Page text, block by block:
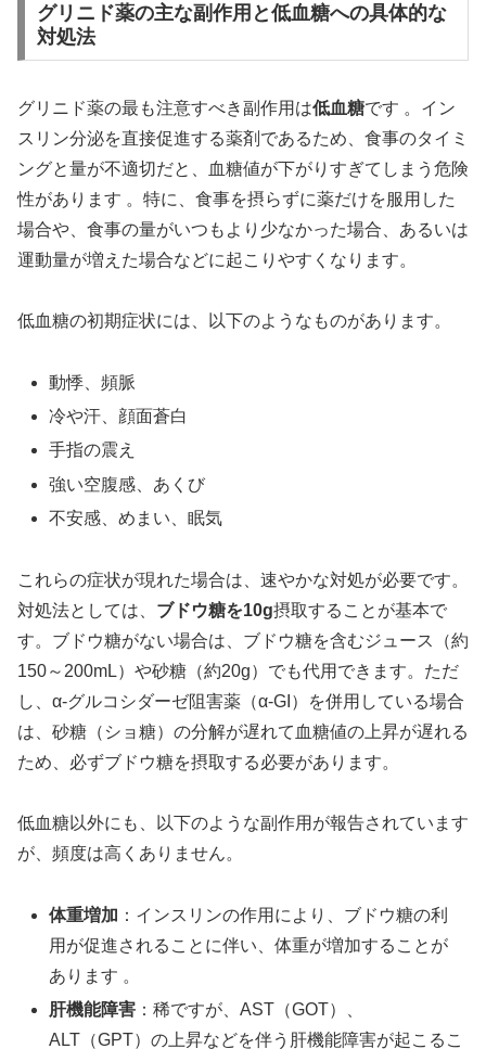
グリニド薬の主な副作用と低血糖への具体的な
対処法
グリニド薬の最も注意すべき副作用は低血糖です 。イン
スリン分泌を直接促進する薬剤であるため、食事のタイミ
ングと量が不適切だと、血糖値が下がりすぎてしまう危険
性があります 。特に、食事を摂らずに薬だけを服用した
場合や、食事の量がいつもより少なかった場合、あるいは
運動量が増えた場合などに起こりやすくなります。
低血糖の初期症状には、以下のようなものがあります。
動悸、頻脈
冷や汗、顔面蒼白
手指の震え
強い空腹感、あくび
不安感、めまい、眠気
これらの症状が現れた場合は、速やかな対処が必要です。
対処法としては、 ブドウ糖を10g摂取することが基本で
す。ブドウ糖がない場合は、ブドウ糖を含むジュース（約
150～200mL）や砂糖（約20g）でも代用できます。ただ
し、α-グルコシダーゼ阻害薬（α-GI）を併用している場合
は、砂糖（ショ糖）の分解が遅れて血糖値の上昇が遅れる
ため、必ずブドウ糖を摂取する必要があります。
低血糖以外にも、以下のような副作用が報告されています
が、頻度は高くありません。
体重増加 ：インスリンの作用により、ブドウ糖の利
用が促進されることに伴い、体重が増加することが
あります 。
肝機能障害 ：稀ですが、AST（GOT）、
ALT（GPT）の上昇などを伴う肝機能障害が起こるこ